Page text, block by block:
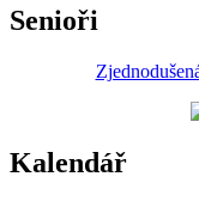
Senioři
Kalendář